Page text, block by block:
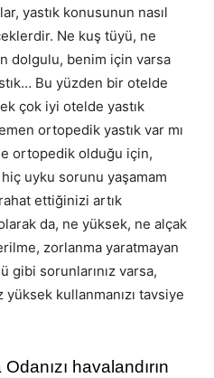
yastık konusunun nasıl
Ne kuş tüyü, ne
dolgulu, benim için varsa
Bu yüzden bir otelde
çok iyi otelde yastık
ortopedik yastık var mı
ortopedik olduğu için,
uyku sorunu yaşamam
ettiğinizi artık
da, ne yüksek, ne alçak
zorlanma yaratmayan
gibi sorunlarınız varsa,
yüksek kullanmanızı tavsiye
havalandırın